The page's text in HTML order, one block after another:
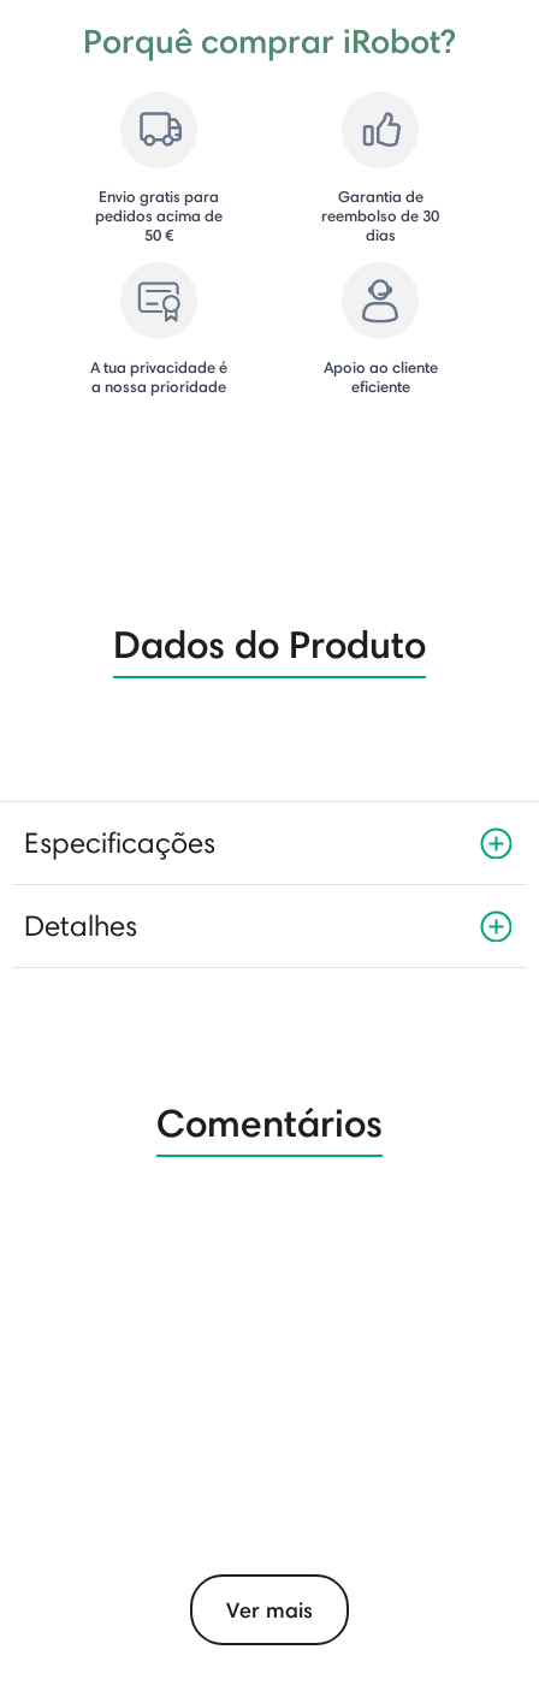
Porquê comprar iRobot?
Envio gratis para
pedidos acima de
50 €
Garantia de
reembolso de 30
dias
A tua privacidade é
a nossa prioridade
Apoio ao cliente
eficiente
Dados do Produto
Especificações
Detalhes
Comentários
Ver mais